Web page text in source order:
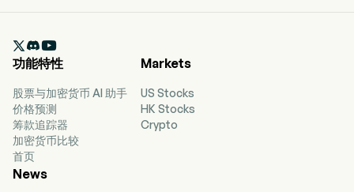

功能特性
股票与加密货币 AI 助手
价格预测
筹款追踪器
加密货币比较
首页
Markets
US Stocks
HK Stocks
Crypto
News